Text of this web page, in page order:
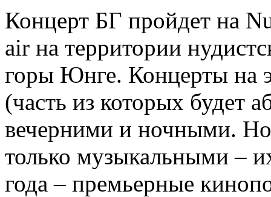
Концерт БГ пройдет на
air на территории
горы Юнге. Концерты на
(часть из которых будет
вечерними и ночными.
только музыкальными –
года – премьерные